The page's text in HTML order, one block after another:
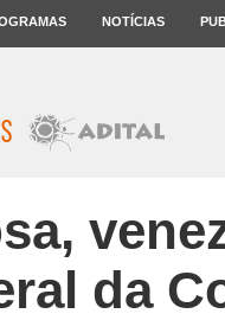
NOTÍCIAS
da